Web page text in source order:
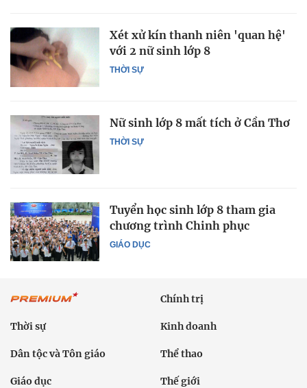
THỜI SỰ
Xét xử kín thanh niên 'quan hệ'
với 2 nữ sinh lớp 8
THỜI SỰ
Nữ sinh lớp 8 mất tích ở Cần Thơ
GIÁO DỤC
Tuyển học sinh lớp 8 tham gia
chương trình Chinh phục
Chính trị
Thời sự Kinh doanh
Dân tộc và Tôn giáo Thể thao
Giáo dục Thế giới